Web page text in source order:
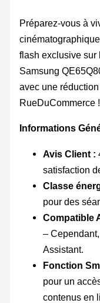
Préparez-vous à
flash exclusive sur
Samsung
avec une
RueDuCommerce !
Informations
Avis Client :
satisfaction
Classe
pour des
Compatible
–
Assistant.
Fonction
pour un
contenus en